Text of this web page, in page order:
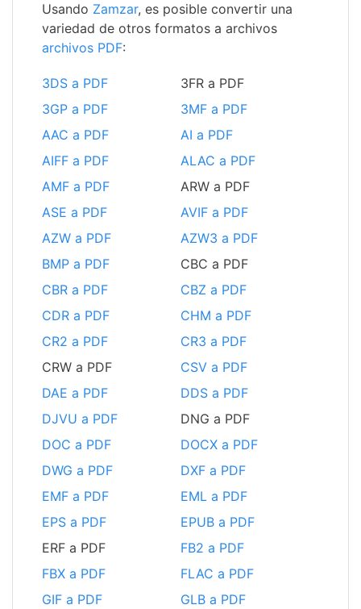
Usando Zamzar, es posible convertir una
variedad de otros formatos a archivos
archivos PDF:
3DS a PDF
3FR a PDF
3GP a PDF
3MF a PDF
AAC a PDF
AI a PDF
AIFF a PDF
ALAC a PDF
AMF a PDF
ARW a PDF
ASE a PDF
AVIF a PDF
AZW a PDF
AZW3 a PDF
BMP a PDF
CBC a PDF
CBR a PDF
CBZ a PDF
CDR a PDF
CHM a PDF
CR2 a PDF
CR3 a PDF
CRW a PDF
CSV a PDF
DAE a PDF
DDS a PDF
DJVU a PDF
DNG a PDF
DOC a PDF
DOCX a PDF
DWG a PDF
DXF a PDF
EMF a PDF
EML a PDF
EPS a PDF
EPUB a PDF
ERF a PDF
FB2 a PDF
FBX a PDF
FLAC a PDF
GIF a PDF
GLB a PDF